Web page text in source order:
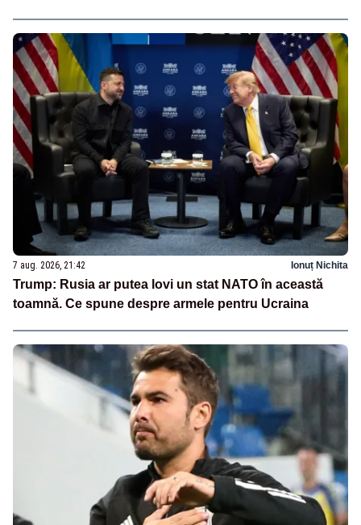
7 aug. 2026, 21:42 Ionuț Nichita
Trump: Rusia ar putea lovi un stat NATO în această
toamnă. Ce spune despre armele pentru Ucraina